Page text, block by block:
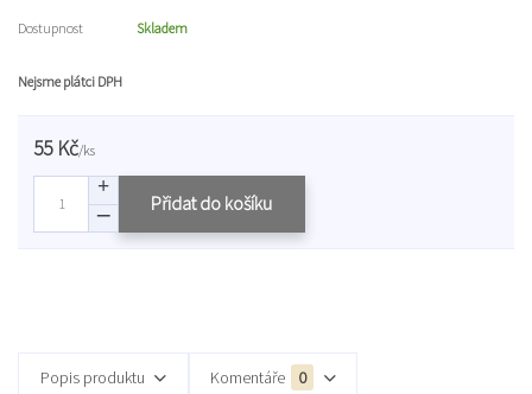
Dostupnost Skladem
Nejsme plátci DPH
55 Kč/ks
Přidat do košíku
Popis produktu Komentáře 0